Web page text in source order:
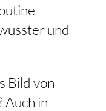
und
Bild von
Auch in